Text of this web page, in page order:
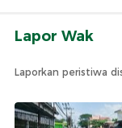
Lapor Wak
Laporkan peristiwa